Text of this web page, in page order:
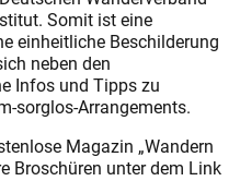
Somit ist eine
einheitliche Beschilderung
neben den
Infos und Tipps zu
sorglos-Arrangements.
Magazin „Wandern
Broschüren unter dem Link